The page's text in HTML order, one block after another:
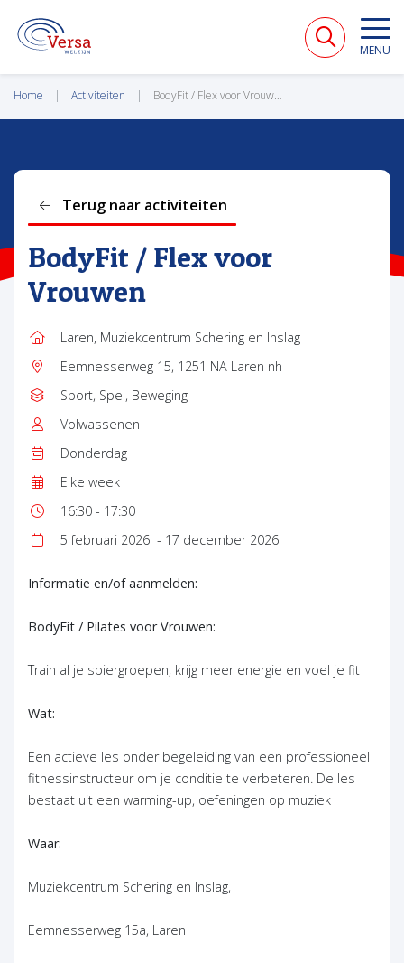
VERSA WELZIJN MENU
Home Activiteiten BodyFit / Flex voor Vrouwen
Terug naar activiteiten
BodyFit / Flex voor
Vrouwen
Locatie:
Laren, Muziekcentrum Schering en Inslag
Adres:
Eemnesserweg 15, 1251 NA Laren nh
Type:
Sport, Spel, Beweging
Leeftijd:
Volwassenen
Dag:
Donderdag
Frequentie:
Elke week
Tijd:
16:30 - 17:30
Datum:
5 februari 2026 - 17 december 2026
Informatie en/of aanmelden:
BodyFit / Pilates voor Vrouwen:
Train al je spiergroepen, krijg meer energie en voel je fit
Wat:
Een actieve les onder begeleiding van een professioneel
fitnessinstructeur om je conditie te verbeteren. De les
bestaat uit een warming-up, oefeningen op muziek
Waar:
Muziekcentrum Schering en Inslag,
Eemnesserweg 15a, Laren